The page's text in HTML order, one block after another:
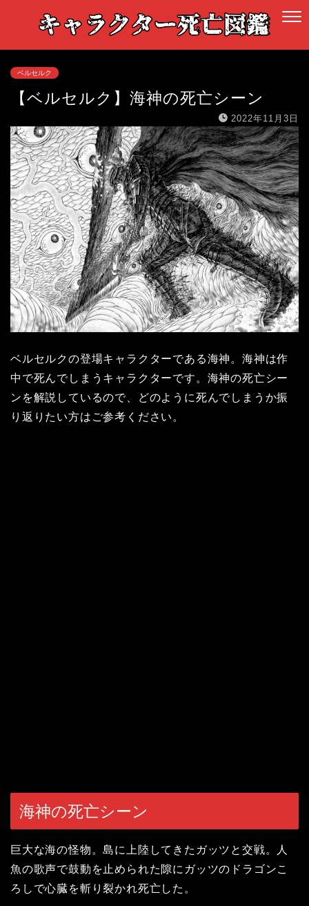
ベルセルク
【ベルセルク】海神の死亡シーン
2022年11月3日
ベルセルクの登場キャラクターである海神。海神は作
中で死んでしまうキャラクターです。海神の死亡シー
ンを解説しているので、どのように死んでしまうか振
り返りたい方はご参考ください。
海神の死亡シーン
巨大な海の怪物。島に上陸してきたガッツと交戦。人
魚の歌声で鼓動を止められた隙にガッツのドラゴンこ
ろしで心臓を斬り裂かれ死亡した。